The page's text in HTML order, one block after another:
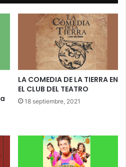
LA COMEDIA DE LA TIERRA EN
EL CLUB DEL TEATRO
18 septiembre, 2021